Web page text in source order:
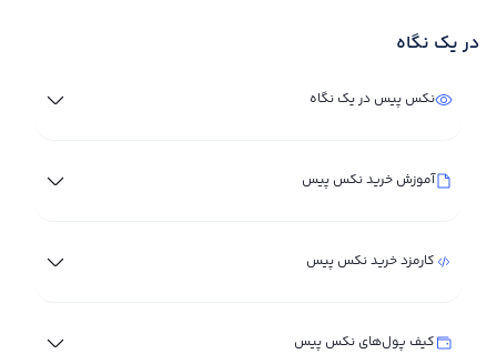
در یک نگاه
نکس پیس در یک نگاه
آموزش خرید نکس پیس
کارمزد خرید نکس پیس
کیف پول‌های نکس پیس